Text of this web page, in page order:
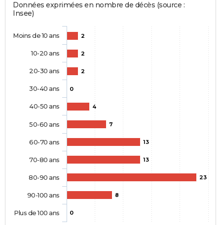
Données exprimées en nombre de décès (source :
Insee)
2
2
2
0
4
7
13
13
23
8
0
Moins de 10 ans
10-20 ans
20-30 ans
30-40 ans
40-50 ans
50-60 ans
60-70 ans
70-80 ans
80-90 ans
90-100 ans
Plus de 100 ans